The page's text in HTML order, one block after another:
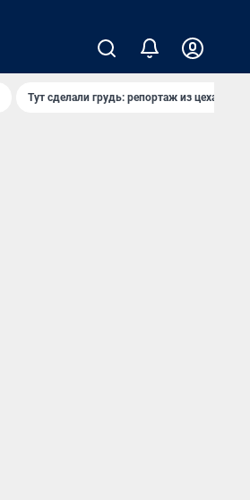
Тут сделали грудь: репортаж из цеха